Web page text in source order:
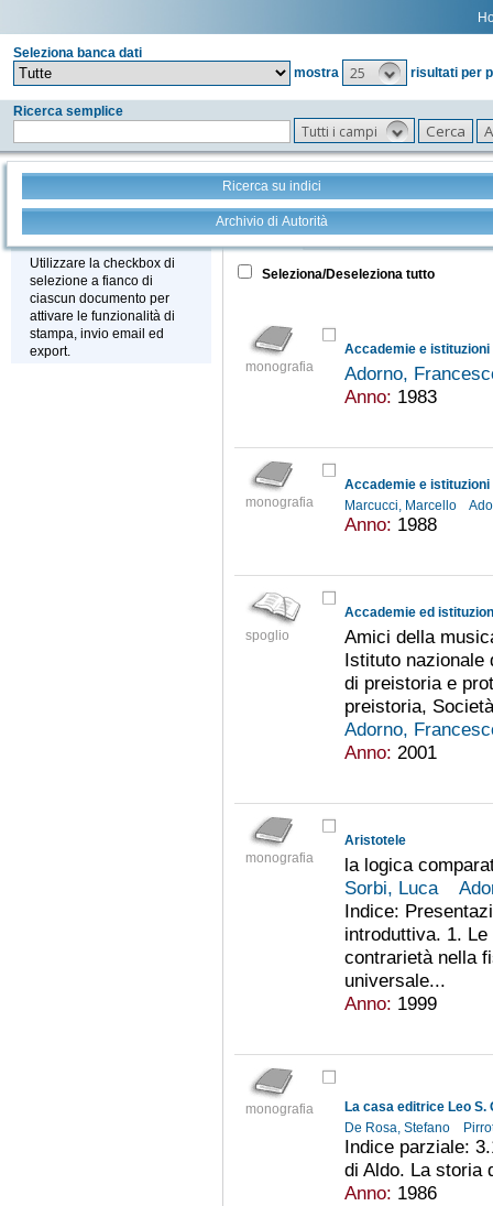
Seleziona banca dati
mostra
25 risultati per
Ricerca semplice
Tutti i campi
Ricerca su indici
Archivio di Autorità
Stampa - Email - Export
Utilizzare la checkbox di
selezione a fianco di
ciascun documento per
attivare le funzionalità di
stampa, invio email ed
export.
Tutto +
Seleziona/Deseleziona tutto
monografia
Accademie e
Adorno,
Anno: 1983
monografia
Accademie e
Marcucci, Marcello
Anno: 1988
spoglio
Accademie ed
Amici della
Istituto nazionale
di preistoria e
preistoria,
Adorno,
Anno: 2001
monografia
Aristotele
la logica
Sorbi, Luca
Indice:
introduttiva. 1.
contrarietà nella
universale...
Anno: 1999
monografia
La casa editrice Leo S.
De Rosa, Stefano
Indice parziale:
di Aldo. La storia
Anno: 1986